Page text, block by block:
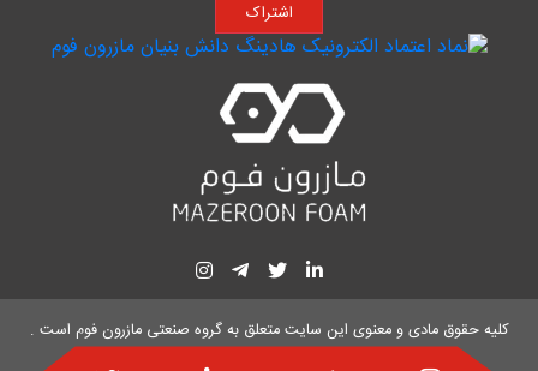
اشتراک
کلیه حقوق مادی و معنوی این سایت متعلق بهگروه صنعتی مازرون فوم است .